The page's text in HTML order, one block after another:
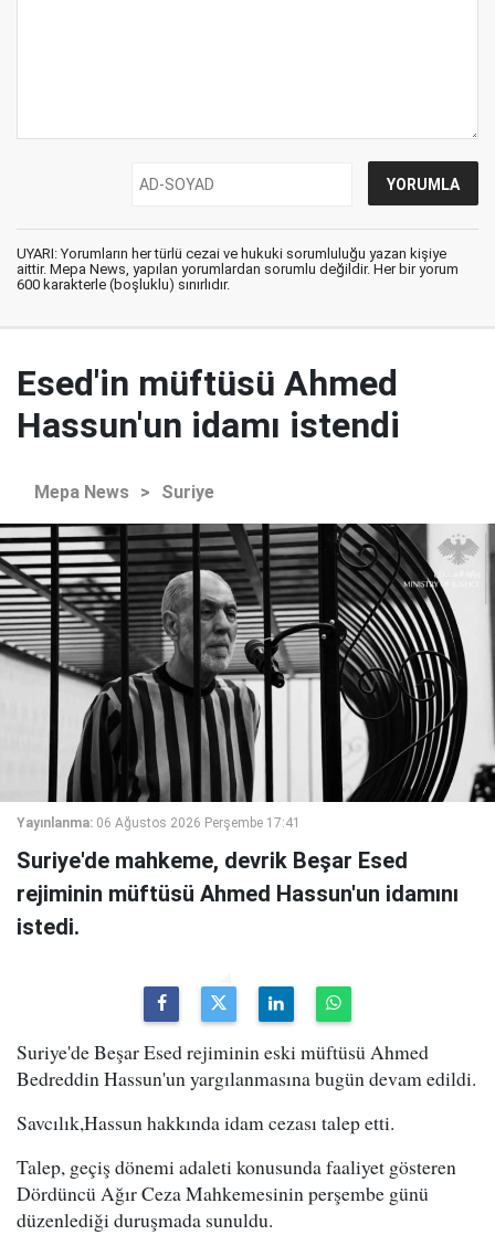
UYARI: Yorumların her türlü cezai ve hukuki sorumluluğu yazan kişiye
aittir. Mepa News, yapılan yorumlardan sorumlu değildir. Her bir yorum
600 karakterle (boşluklu) sınırlıdır.
Esed'in müftüsü Ahmed
Hassun'un idamı istendi
Mepa News > Suriye
Yayınlanma: 06 Ağustos 2026 Perşembe 17:41
Suriye'de mahkeme, devrik Beşar Esed
rejiminin müftüsü Ahmed Hassun'un idamını
istedi.
Suriye'de Beşar Esed rejiminin eski müftüsü Ahmed
Bedreddin Hassun'un yargılanmasına bugün devam edildi.
Savcılık,Hassun hakkında idam cezası talep etti.
Talep, geçiş dönemi adaleti konusunda faaliyet gösteren
Dördüncü Ağır Ceza Mahkemesinin perşembe günü
düzenlediği duruşmada sunuldu.